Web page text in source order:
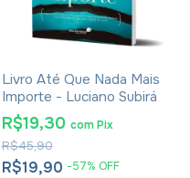
Livro Até Que Nada Mais
Importe - Luciano Subirá
R$19,90 -57% OFF
R$45,90
R$19,30 com Pix